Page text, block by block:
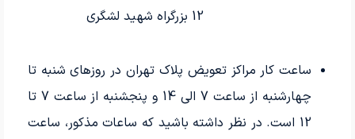
12 بزرگراه شهید لشگری
ساعت کار مراکز تعویض پلاک تهران در روزهای شنبه تا
چهارشنبه از ساعت 7 الی 14 و پنجشنبه از ساعت 7 تا
12 است. در نظر داشته باشید که ساعات مذکور، ساعت